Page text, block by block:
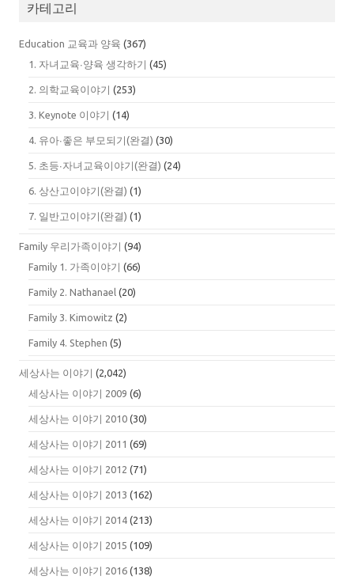
카테고리
Education 교육과 양육 (367)
1. 자녀교육∙양육 생각하기 (45)
2. 의학교육이야기 (253)
3. Keynote 이야기 (14)
4. 유아∙좋은 부모되기(완결) (30)
5. 초등∙자녀교육이야기(완결) (24)
6. 상산고이야기(완결) (1)
7. 일반고이야기(완결) (1)
Family 우리가족이야기 (94)
Family 1. 가족이야기 (66)
Family 2. Nathanael (20)
Family 3. Kimowitz (2)
Family 4. Stephen (5)
세상사는 이야기 (2,042)
세상사는 이야기 2009 (6)
세상사는 이야기 2010 (30)
세상사는 이야기 2011 (69)
세상사는 이야기 2012 (71)
세상사는 이야기 2013 (162)
세상사는 이야기 2014 (213)
세상사는 이야기 2015 (109)
세상사는 이야기 2016 (138)